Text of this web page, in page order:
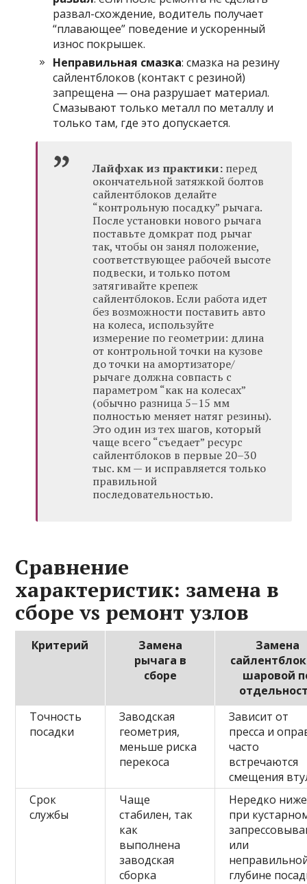
развал-схождение, водитель получает
“плавающее” поведение и ускоренный
износ покрышек.
Неправильная смазка: смазка на резину
сайлентблоков (контакт с резиной)
запрещена — она разрушает материал.
Смазывают только металл по металлу и
только там, где это допускается.
Лайфхак из практики: перед
окончательной затяжкой болтов
сайлентблоков делайте
“контрольную посадку” рычага.
После установки нового рычага
поставьте домкрат под рычаг
так, чтобы он занял положение,
соответствующее рабочей высоте
подвески, и только потом
затягивайте крепеж
сайлентблоков. Если работа идет
без возможности поставить авто
на колеса, используйте
измерение по геометрии: длина
от контрольной точки на кузове
до точки на амортизаторе/
рычаге должна совпасть с
параметром “как на колесах”
(обычно разница 5–15 мм
полностью меняет натяг резины).
Это один из тех шагов, который
чаще всего “съедает” ресурс
сайлентблоков в первые 20–30
тыс. км — и исправляется только
правильной
последовательностью.
Сравнение
характеристик: замена в
сборе vs ремонт узлов
Критерий
Замена
рычага в
сборе
Замена
шаровой
Точность
посадки
Заводская
геометрия,
меньше риска
перекоса
Зависит от
пресса и
часто
встречаются
смещения
Срок
службы
Чаще
стабилен, так
как
выполнена
заводская
сборка
Нередко ниже
при
или
глубине